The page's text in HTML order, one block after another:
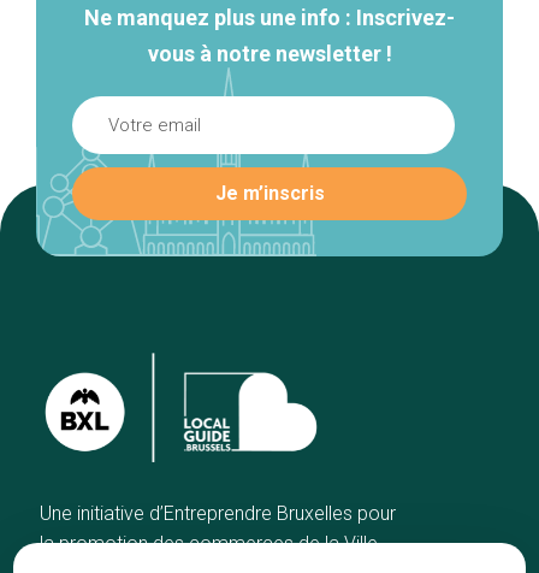
Ne manquez plus une info : Inscrivez-
vous à notre newsletter !
Une initiative d’Entreprendre Bruxelles pour
la promotion des commerces de la Ville